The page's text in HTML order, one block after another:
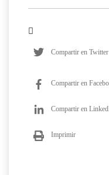
Compartir en Twitter
Compartir en
Compartir en
Imprimir